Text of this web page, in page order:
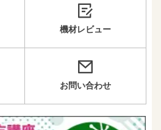
機材レビュー
お問い合わせ